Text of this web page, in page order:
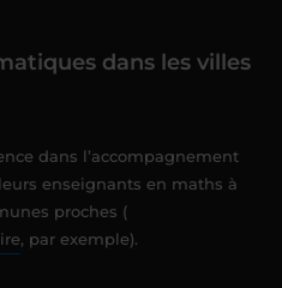
dans les villes
dans l’accompagnement
enseignants en maths à
proches (
, par exemple).